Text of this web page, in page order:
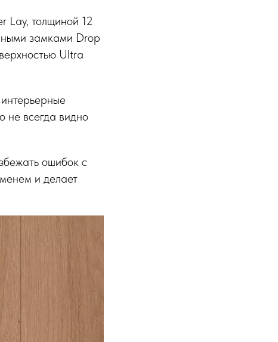
Lay, толщиной 12
замками Drop
Ultra
не всегда видно
ошибок с
и делает